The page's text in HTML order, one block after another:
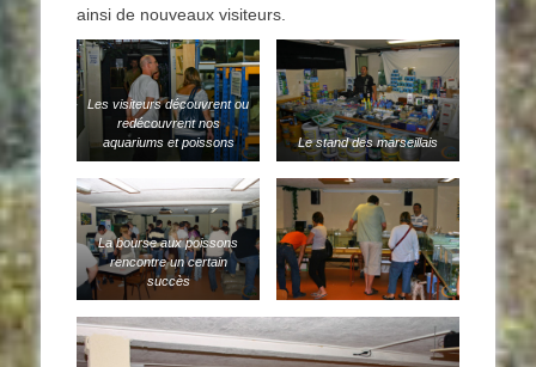
ainsi de nouveaux visiteurs.
Les visiteurs découvrent ou
redécouvrent nos
aquariums et poissons
Le stand des marseillais
La bourse aux poissons
rencontre un certain
succès